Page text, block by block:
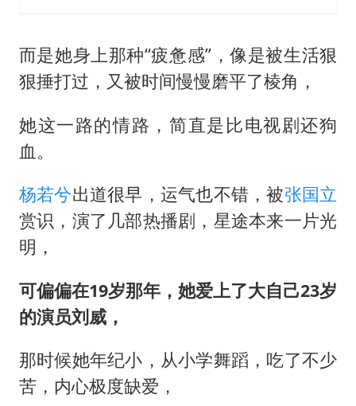
而是她身上那种“疲惫感”，像是被生活狠
狠捶打过，又被时间慢慢磨平了棱角，
她这一路的情路，简直是比电视剧还狗
血。
杨若兮出道很早，运气也不错，被张国立
赏识，演了几部热播剧，星途本来一片光
明，
可偏偏在19岁那年，她爱上了大自己23岁
的演员刘威，
那时候她年纪小，从小学舞蹈，吃了不少
苦，内心极度缺爱，